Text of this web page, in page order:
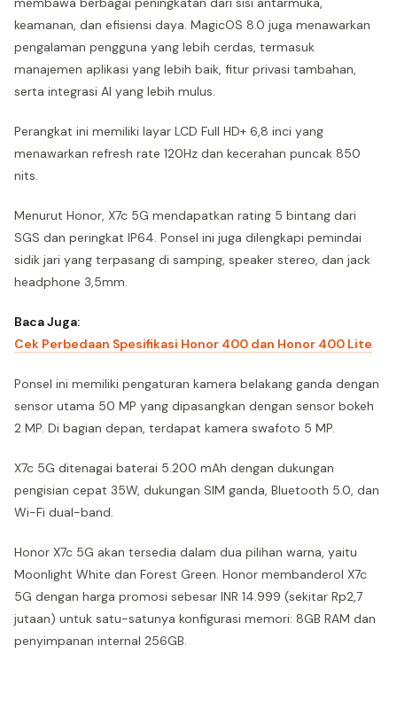
keamanan, dan efisiensi daya. MagicOS 8.0 juga menawarkan
pengalaman pengguna yang lebih cerdas, termasuk
manajemen aplikasi yang lebih baik, fitur privasi tambahan,
serta integrasi AI yang lebih mulus.
Perangkat ini memiliki layar LCD Full HD+ 6,8 inci yang
menawarkan refresh rate 120Hz dan kecerahan puncak 850
nits.
Menurut Honor, X7c 5G mendapatkan rating 5 bintang dari
SGS dan peringkat IP64. Ponsel ini juga dilengkapi pemindai
sidik jari yang terpasang di samping, speaker stereo, dan jack
headphone 3,5mm.
Baca Juga:
Cek Perbedaan Spesifikasi Honor 400 dan Honor 400 Lite
Ponsel ini memiliki pengaturan kamera belakang ganda dengan
sensor utama 50 MP yang dipasangkan dengan sensor bokeh
2 MP. Di bagian depan, terdapat kamera swafoto 5 MP.
X7c 5G ditenagai baterai 5.200 mAh dengan dukungan
pengisian cepat 35W, dukungan SIM ganda, Bluetooth 5.0, dan
Wi-Fi dual-band.
Honor X7c 5G akan tersedia dalam dua pilihan warna, yaitu
Moonlight White dan Forest Green. Honor membanderol X7c
5G dengan harga promosi sebesar INR 14.999 (sekitar Rp2,7
jutaan) untuk satu-satunya konfigurasi memori: 8GB RAM dan
penyimpanan internal 256GB.